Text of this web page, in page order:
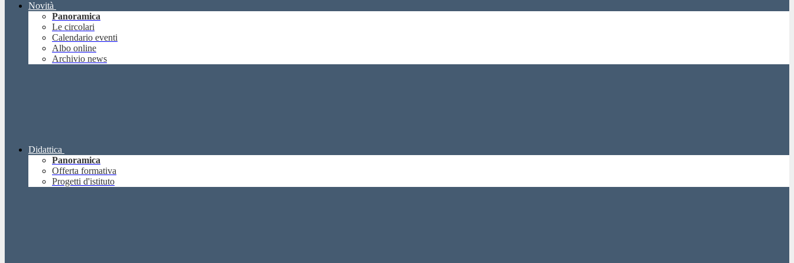
Novità
Panoramica
Le circolari
Calendario eventi
Albo online
Archivio news
Didattica
Panoramica
Offerta formativa
Progetti d'istituto